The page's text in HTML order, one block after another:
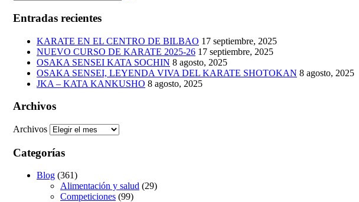
Entradas recientes
KARATE EN EL CENTRO DE BILBAO 17 septiembre, 2025
NUEVO CURSO DE KARATE 2025-26 17 septiembre, 2025
OSAKA SENSEI KATA SOCHIN 8 agosto, 2025
OSAKA SENSEI, LEYENDA VIVA DEL KARATE SHOTOKAN 8 agosto, 2025
JKA – KATA KANKUSHO 8 agosto, 2025
Archivos
Archivos
Categorías
Blog (361)
Alimentación y salud (29)
Competiciones (99)